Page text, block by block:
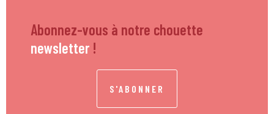
Abonnez-vous à notre chouette
newsletter !
S'ABONNER